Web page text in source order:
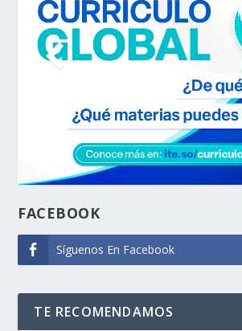
FACEBOOK
Síguenos En Facebook
TE RECOMENDAMOS